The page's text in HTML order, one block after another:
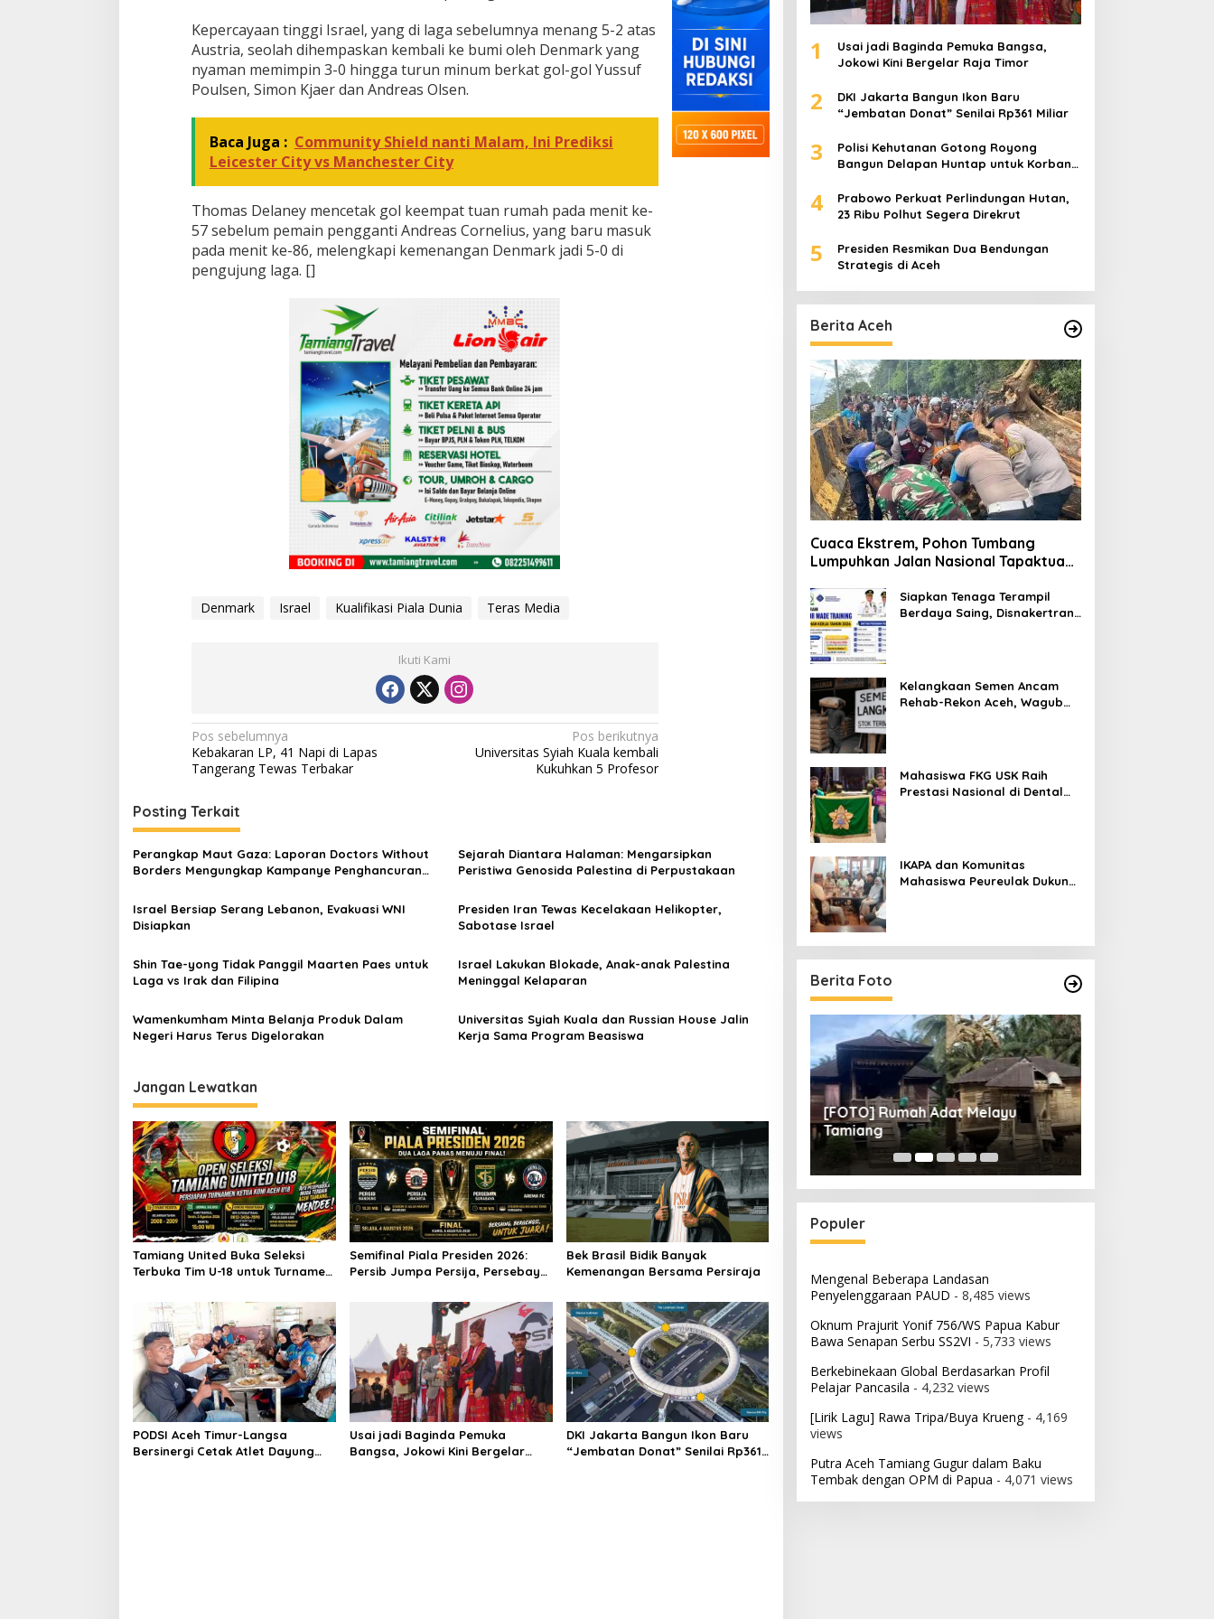
Kepercayaan tinggi Israel, yang di laga sebelumnya menang 5-2 atas
Austria, seolah dihempaskan kembali ke bumi oleh Denmark yang
nyaman memimpin 3-0 hingga turun minum berkat gol-gol Yussuf
Poulsen, Simon Kjaer dan Andreas Olsen.
Baca Juga : Community Shield nanti Malam, Ini Prediksi
Leicester City vs Manchester City
Thomas Delaney mencetak gol keempat tuan rumah pada menit ke-
57 sebelum pemain pengganti Andreas Cornelius, yang baru masuk
pada menit ke-86, melengkapi kemenangan Denmark jadi 5-0 di
pengujung laga. []
Denmark Israel Kualifikasi Piala Dunia Teras Media
Ikuti Kami
N
a
i
g
a
i
o
s
Pos sebelumnya
Kebakaran LP, 41 Napi di Lapas
Tangerang Tewas Terbakar
Pos berikutnya
Universitas Syiah Kuala kembali
Kukuhkan 5 Profesor
Posting Terkait
Perangkap Maut Gaza: Laporan Doctors Without
Borders Mengungkap Kampanye Penghancuran
Sejarah Diantara Halaman: Mengarsipkan
Peristiwa Genosida Palestina di Perpustakaan
Israel Bersiap Serang Lebanon, Evakuasi WNI
Disiapkan
Presiden Iran Tewas Kecelakaan Helikopter,
Sabotase Israel
Shin Tae-yong Tidak Panggil Maarten Paes untuk
Laga vs Irak dan Filipina
Israel Lakukan Blokade, Anak-anak Palestina
Meninggal Kelaparan
Wamenkumham Minta Belanja Produk Dalam
Negeri Harus Terus Digelorakan
Universitas Syiah Kuala dan Russian House Jalin
Kerja Sama Program Beasiswa
Jangan Lewatkan
Tamiang United Buka Seleksi
Terbuka Tim U-18 untuk Turnamen
Semifinal Piala Presiden 2026:
Persib Jumpa Persija, Persebaya
Bek Brasil Bidik Banyak
Kemenangan Bersama Persiraja
PODSI Aceh Timur-Langsa
Bersinergi Cetak Atlet Dayung
Usai jadi Baginda Pemuka
Bangsa, Jokowi Kini Bergelar
DKI Jakarta Bangun Ikon Baru
“Jembatan Donat” Senilai Rp361
1
Usai jadi Baginda Pemuka Bangsa,
Jokowi Kini Bergelar Raja Timor
2
DKI Jakarta Bangun Ikon Baru
“Jembatan Donat” Senilai Rp361 Miliar
3
Polisi Kehutanan Gotong Royong
Bangun Delapan Huntap untuk Korban
4
Prabowo Perkuat Perlindungan Hutan,
23 Ribu Polhut Segera Direkrut
5
Presiden Resmikan Dua Bendungan
Strategis di Aceh
Berita Aceh
Cuaca Ekstrem, Pohon Tumbang
Lumpuhkan Jalan Nasional Tapaktuan-
Siapkan Tenaga Terampil
Berdaya Saing, Disnakertrans
Kelangkaan Semen Ancam
Rehab-Rekon Aceh, Wagub
Mahasiswa FKG USK Raih
Prestasi Nasional di Dental
IKAPA dan Komunitas
Mahasiswa Peureulak Dukung
Berita Foto
Program Turun Tangan Air Bersih
di Bandar Pusaka
[FOTO] Rumah Adat Melayu
Tamiang
Populer
Mengenal Beberapa Landasan
Penyelenggaraan PAUD - 8,485 views
Oknum Prajurit Yonif 756/WS Papua Kabur
Bawa Senapan Serbu SS2VI - 5,733 views
Berkebinekaan Global Berdasarkan Profil
Pelajar Pancasila - 4,232 views
[Lirik Lagu] Rawa Tripa/Buya Krueng- 4,169
views
Putra Aceh Tamiang Gugur dalam Baku
Tembak dengan OPM di Papua - 4,071 views